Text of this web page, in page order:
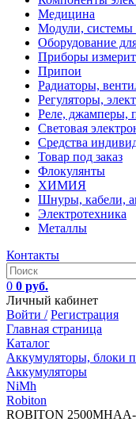
Медицина
Модули, системы
Оборудование
Приборы
Припои
Радиаторы,
Регуляторы,
Реле, джамперы,
Световая
Средства
Товар под заказ
Флокулянты
ХИМИЯ
Шнуры, кабели,
Электротехника
Металлы
Контакты
0 0 руб.
Личный кабинет
Войти / Регистрация
Главная страница
Каталог
Аккумуляторы, блоки
Аккумуляторы
NiMh
Robiton
ROBITON